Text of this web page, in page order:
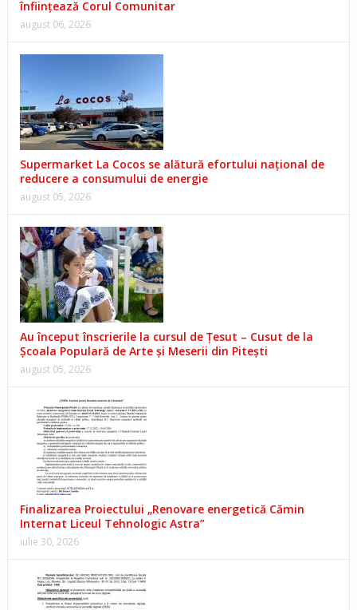
înființează Corul Comunitar
august 06, 2026
Supermarket La Cocos se alătură efortului național de
reducere a consumului de energie
august 05, 2026
Au început înscrierile la cursul de Țesut – Cusut de la
Școala Populară de Arte și Meserii din Pitești
august 05, 2026
Finalizarea Proiectului „Renovare energetică Cămin
Internat Liceul Tehnologic Astra”
iulie 30, 2026